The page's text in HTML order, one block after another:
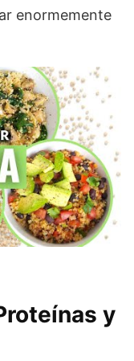
enormemente
y